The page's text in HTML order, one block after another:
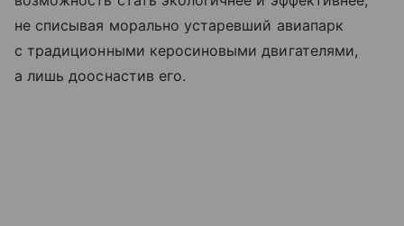
не списывая морально устаревший авиапарк
с традиционными керосиновыми двигателями,
а лишь дооснастив его.